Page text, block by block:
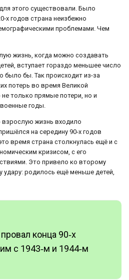
этого существовали. Было
годов страна неизбежно
проблемами. Чем
жизнь, когда можно создавать
вступает гораздо меньшее число
было бы. Так происходит из-за
потерь во время Великой
только прямые потери, но и
годы.
взрослую жизнь входило
на середину 90‑х годов
время страна столкнулась ещё и с
кризисом, с его
Это привело ко второму
родилось ещё меньше детей,
конца 90‑х
с 1943‑м и 1944‑м